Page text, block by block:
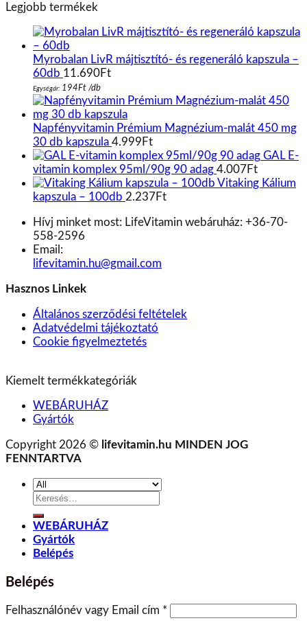
Legjobb termékek
Myrobalan LivR májtisztító- és regeneráló kapszula –
60db 11.690Ft
Egységár: 194Ft /db
Napfényvitamin Prémium Magnézium-malát 450 mg
30 db kapszula 4.999 Ft
GAL E-
vitamin komplex 95ml/90g 90 adag 4.007 Ft
Vitaking Kálium
kapszula – 100db 2.237 Ft
Hívj minket most: LifeVitamin webáruház: +36-70-
558-2596
Email:
lifevitamin.hu@gmail.com
Hasznos Linkek
Általános szerződési feltételek
Adatvédelmi tájékoztató
Cookie figyelmeztetés
Kiemelt termékkategóriák
WEBÁRUHÁZ
Gyártók
Copyright 2026 © lifevitamin.hu MINDEN JOG
FENNTARTVA
Keresés
következőre:
WEBÁRUHÁZ
Gyártók
Belépés
Belépés
Felhasználónév vagy Email cím *